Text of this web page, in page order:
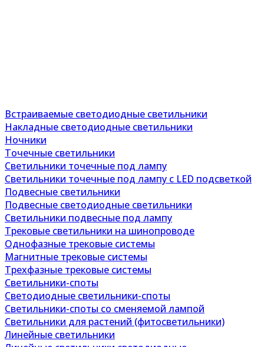
Встраиваемые светодиодные светильники
Накладные светодиодные светильники
Ночники
Точечные светильники
Светильники точечные под лампу
Светильники точечные под лампу с LED подсветкой
Подвесные светильники
Подвесные светодиодные светильники
Светильники подвесные под лампу
Трековые светильники на шинопроводе
Однофазные трековые системы
Магнитные трековые системы
Трехфазные трековые системы
Светильники-споты
Светодиодные светильники-споты
Светильники-споты со сменяемой лампой
Светильники для растений (фитосветильники)
Линейные светильники